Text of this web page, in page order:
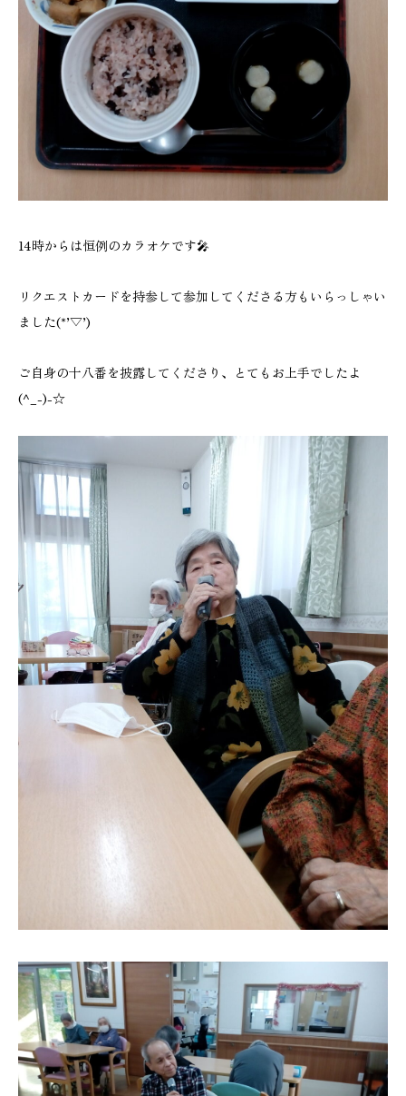
14時からは恒例のカラオケです🎤
リクエストカードを持参して参加してくださる方もいらっしゃい
ました(*’▽’)
ご自身の十八番を披露してくださり、とてもお上手でしたよ
(^_-)-☆